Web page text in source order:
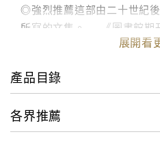
◎強烈推薦這部由二十世紀
所寫的文集。──《圖書館期
◎令人愉悅……具有巨大的熱
──《經濟學人》
◎中時開卷書評(12/20刊出)
◎中研院歐美所單德興教授推
展開看
產品目錄
各界推薦